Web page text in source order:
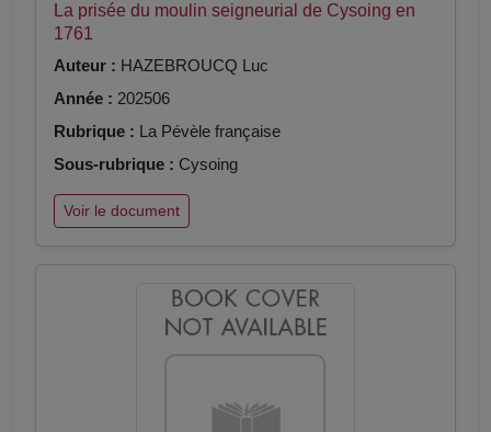
La prisée du moulin seigneurial de Cysoing en
1761
Auteur : HAZEBROUCQ Luc
Année : 202506
Rubrique : La Pévèle française
Sous-rubrique : Cysoing
Voir le document